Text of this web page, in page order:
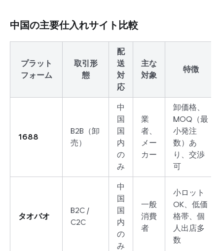
中国の主要仕入れサイト比較
プラット
フォーム
取引形
態
配
送
対
応
主な
対象
特徴
1688
B2B（卸
売）
中
国
国
内
の
み
業
者、
メー
カー
卸価格、
MOQ（最
小発注
数）あ
り、交渉
可
タオバオ
B2C /
C2C
中
国
国
内
の
み
一般
消費
者
小ロット
OK、低価
格帯、個
人出店多
数